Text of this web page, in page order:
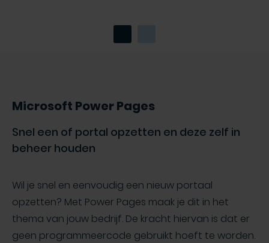
Microsoft Power Pages
Snel een of portal opzetten en deze zelf in
beheer houden
Wil je snel en eenvoudig een nieuw portaal
opzetten? Met Power Pages maak je dit in het
thema van jouw bedrijf. De kracht hiervan is dat er
geen programmeercode gebruikt hoeft te worden.